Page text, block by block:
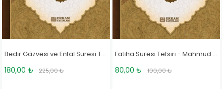
Bedir Gazvesi ve Enfal Suresi Tefsiri - Mahmud Sami Ramazanoğlu
180,00 ₺ 225,00 ₺
Fatiha Suresi Tefsiri - Mahmud Sami Ramazanoğlu
80,00 ₺ 100,00 ₺